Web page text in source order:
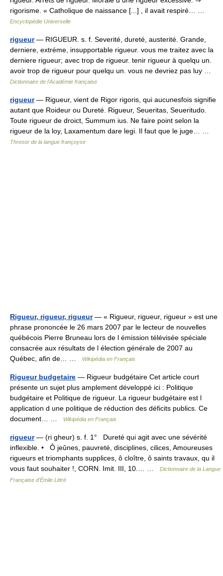
rigorisme. « Catholique de naissance [...] , il avait respiré… …
Encyclopédie Universelle
rigueur— RIGUEUR. s. f. Severité, dureté, austerité. Grande,
derniere, extréme, insupportable rigueur. vous me traitez avec la
derniere rigueur; avec trop de rigueur. tenir rigueur à quelqu un.
avoir trop de rigueur pour quelqu un. vous ne devriez pas luy …
Dictionnaire de l'Académie française
rigueur— Rigueur, vient de Rigor rigoris, qui aucunesfois signifie
autant que Roideur ou Dureté. Rigueur, Seueritas, Seueritudo.
Toute rigueur de droict, Summum ius. Ne faire point selon la
rigueur de la loy, Laxamentum dare legi. Il faut que le juge… …
Thresor de la langue françoyse
Rigueur, rigueur, rigueur— « Rigueur, rigueur, rigueur » est une
phrase prononcée le 26 mars 2007 par le lecteur de nouvelles
québécois Pierre Bruneau lors de l émission télévisée spéciale
consacrée aux résultats de l élection générale de 2007 au
Québec, afin de… …
Wikipédia en Français
Rigueur budgetaire — Rigueur budgétaire Cet article court
présente un sujet plus amplement développé ici : Politique
budgétaire et Politique de rigueur. La rigueur budgétaire est l
application d une politique de réduction des déficits publics. Ce
document… …
Wikipédia en Français
rigueur— (ri gheur) s. f. 1° Dureté qui agit avec une sévérité
inflexible. • Ô jeûnes, pauvreté, disciplines, cilices, Amoureuses
rigueurs et triomphants supplices, ô cloître, ô saints travaux, qu il
vous faut souhaiter !, CORN. Imit. III, 10.… …
Dictionnaire de la Langue
Française d'Émile Littré